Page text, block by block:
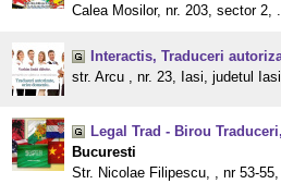
Calea Mosilor, nr. 203, sector 2,
Interactis, Traduceri
str. Arcu , nr. 23, Iasi, judetul
Legal Trad - Birou
Bucuresti
Str. Nicolae Filipescu, , nr 53-